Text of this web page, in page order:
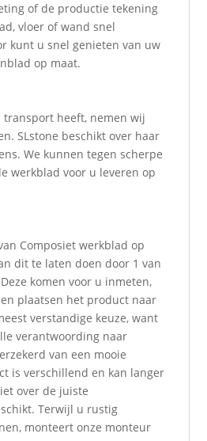
of de productie tekening
vloer of wand snel
kunt u snel genieten van uw
op maat.
transport heeft, nemen wij
SLstone beschikt over haar
We kunnen tegen scherpe
werkblad voor u leveren op
Composiet werkblad op
dit te laten doen door 1 van
komen voor u inmeten,
plaatsen het product naar
verstandige keuze, want
verantwoording naar
van een mooie
is verschillend en kan langer
over de juiste
Terwijl u rustig
monteert onze monteur